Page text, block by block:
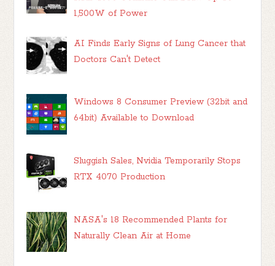
1,500W of Power
AI Finds Early Signs of Lung Cancer that
Doctors Can't Detect
Windows 8 Consumer Preview (32bit and
64bit) Available to Download
Sluggish Sales, Nvidia Temporarily Stops
RTX 4070 Production
NASA's 18 Recommended Plants for
Naturally Clean Air at Home